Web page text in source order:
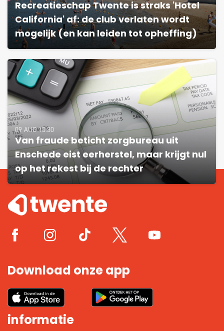
Recreatieschap Twente is straks 'Hotel
California' af: de club verlaten wordt
mogelijk (en kan leiden tot opheffing)
09 AUG 13:30
Van fraude beticht zorgbureau uit
Enschede eist eerherstel, maar krijgt nul
op het rekest bij de rechter
Download onze app
informatie